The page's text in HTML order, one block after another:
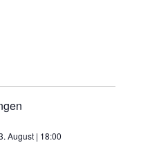
August | 18:00